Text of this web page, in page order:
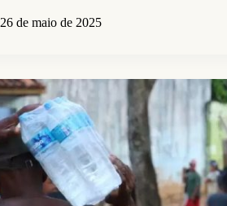
26 de maio de 2025